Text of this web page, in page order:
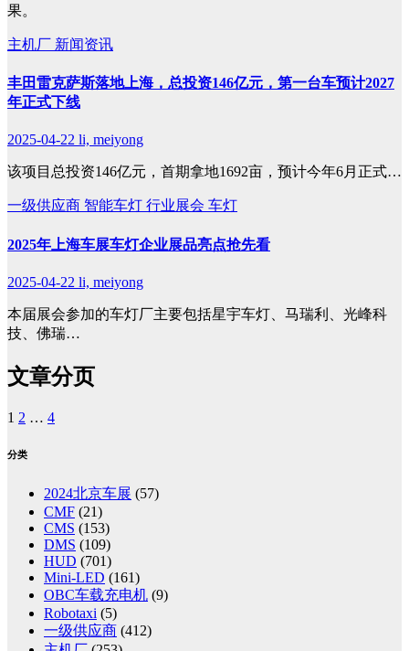
果。
主机厂 新闻资讯
丰田雷克萨斯落地上海，总投资146亿元，第一台车预计2027
年正式下线
2025-04-22 li, meiyong
该项目总投资146亿元，首期拿地1692亩，预计今年6月正式…
一级供应商 智能车灯 行业展会 车灯
2025年上海车展车灯企业展品亮点抢先看
2025-04-22 li, meiyong
本届展会参加的车灯厂主要包括星宇车灯、马瑞利、光峰科
技、佛瑞…
文章分页
1 2 … 4
分类
2024北京车展 (57)
CMF (21)
CMS (153)
DMS (109)
HUD (701)
Mini-LED (161)
OBC车载充电机 (9)
Robotaxi (5)
一级供应商 (412)